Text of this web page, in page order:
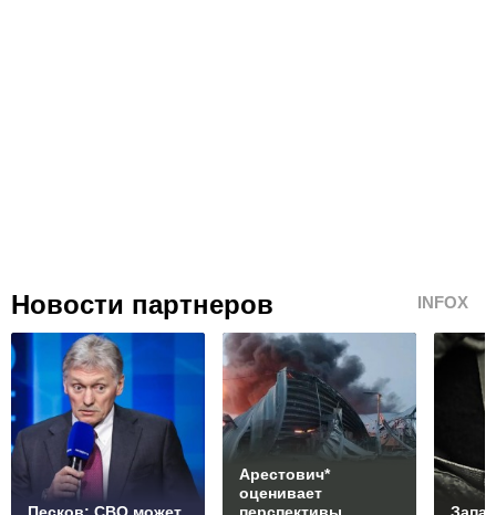
Новости партнеров INFOX
Арестович*
оценивает